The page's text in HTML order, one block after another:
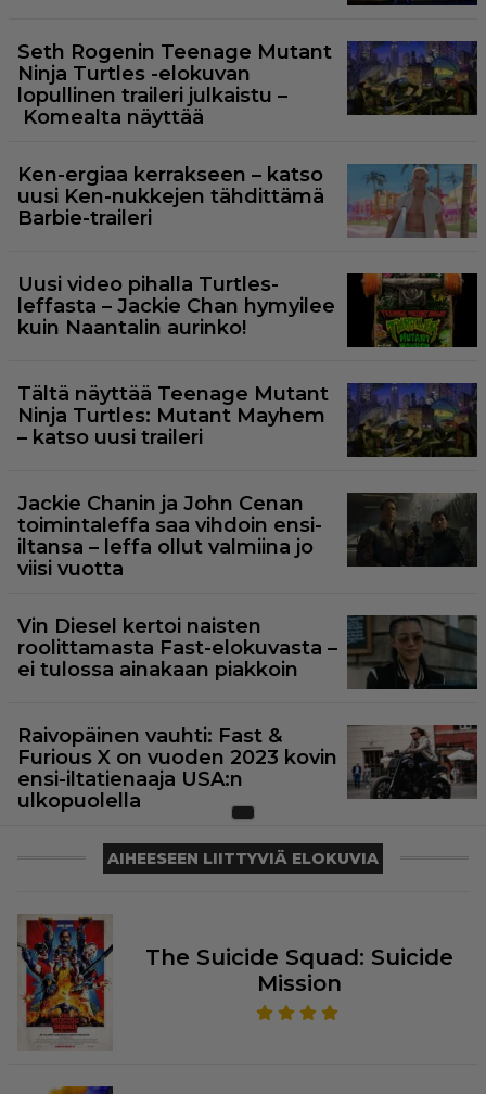
Seth Rogenin Teenage Mutant
Ninja Turtles -elokuvan
lopullinen traileri julkaistu –
Komealta näyttää
Ken-ergiaa kerrakseen – katso
uusi Ken-nukkejen tähdittämä
Barbie-traileri
Uusi video pihalla Turtles-
leffasta – Jackie Chan hymyilee
kuin Naantalin aurinko!
Tältä näyttää Teenage Mutant
Ninja Turtles: Mutant Mayhem
– katso uusi traileri
Jackie Chanin ja John Cenan
toimintaleffa saa vihdoin ensi-
iltansa – leffa ollut valmiina jo
viisi vuotta
Vin Diesel kertoi naisten
roolittamasta Fast-elokuvasta –
ei tulossa ainakaan piakkoin
Raivopäinen vauhti: Fast &
Furious X on vuoden 2023 kovin
ensi-iltatienaaja USA:n
ulkopuolella
AIHEESEEN LIITTYVIÄ ELOKUVIA
The Suicide Squad: Suicide
Mission